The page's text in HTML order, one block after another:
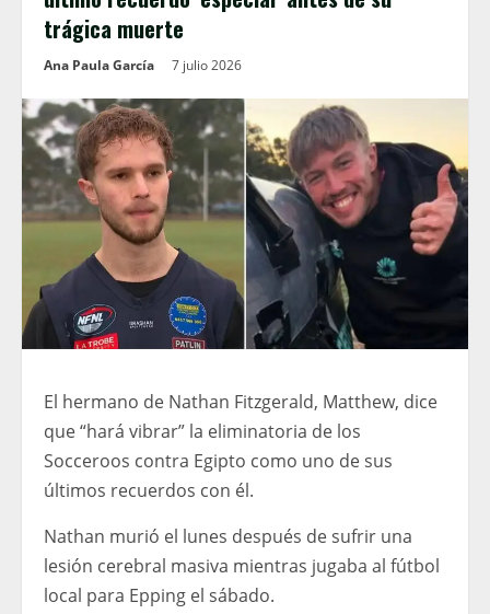
trágica muerte
Ana Paula García 7 julio 2026
El hermano de Nathan Fitzgerald, Matthew, dice
que “hará vibrar” la eliminatoria de los
Socceroos contra Egipto como uno de sus
últimos recuerdos con él.
Nathan murió el lunes después de sufrir una
lesión cerebral masiva mientras jugaba al fútbol
local para Epping el sábado.